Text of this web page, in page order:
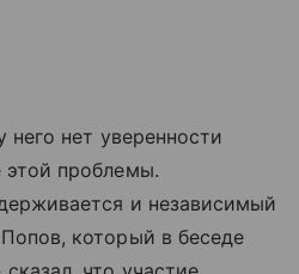
него нет уверенности
этой проблемы.
и независимый
который в беседе